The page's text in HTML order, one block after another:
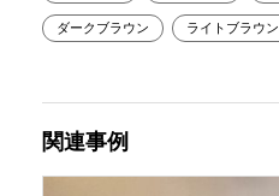
ダークブラウン ライトブラウン
関連事例